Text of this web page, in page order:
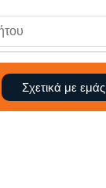
Σχετικά με εμάς